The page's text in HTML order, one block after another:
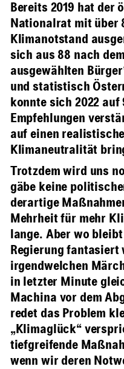
Bereits 2019 hat der
Nationalrat mit über
Klimanotstand
sich aus 88 nach
ausgewählten
und statistisch
konnte sich 2022 auf
Empfehlungen
auf einen
Klimaneutralität
Trotzdem wird uns
gäbe keine
derartige
Mehrheit für mehr
lange. Aber wo
Regierung fantasiert
irgendwelchen
in letzter Minute
Machina vor dem
redet das Problem
„Klimaglück“
tiefgreifende
wenn wir deren